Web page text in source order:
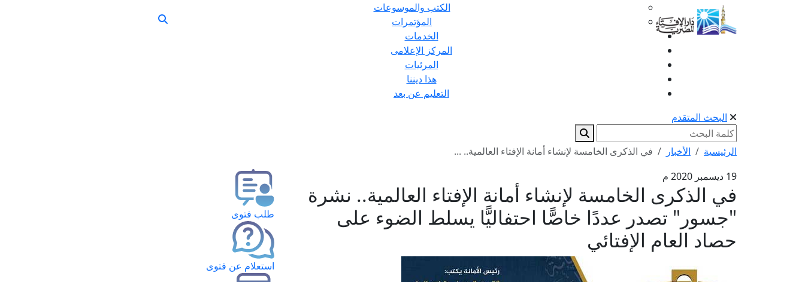
الكتب والموسوعات
المؤتمرات
الخدمات
المركز الإعلامى
المرئيات
هذا ديننا
التعليم عن بعد
البحث المتقدم
الرئيسية الأخبار
في الذكرى الخامسة لإنشاء أمانة الإفتاء العالمية.. ...
19 ديسمبر 2020 م
في الذكرى الخامسة لإنشاء أمانة الإفتاء العالمية.. نشرة
"جسور" تصدر عددًا خاصًّا احتفاليًّا يسلط الضوء على
حصاد العام الإفتائي
طلب فتوى
استعلام عن فتوى